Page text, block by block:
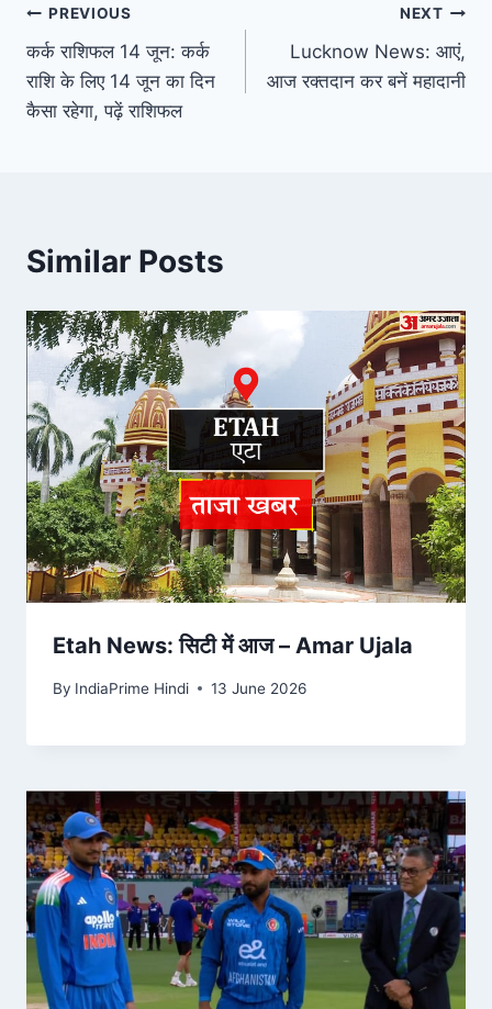
Post
navigation
PREVIOUS
कर्क राशिफल 14 जून: कर्क
राशि के लिए 14 जून का दिन
कैसा रहेगा, पढ़ें राशिफल
NEXT
Lucknow News: आएं,
आज रक्तदान कर बनें महादानी
Similar Posts
Etah News: सिटी में आज – Amar Ujala
By IndiaPrime Hindi 13 June 2026